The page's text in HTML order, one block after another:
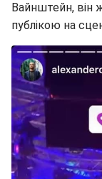
Вайнштейн, він
публікою на